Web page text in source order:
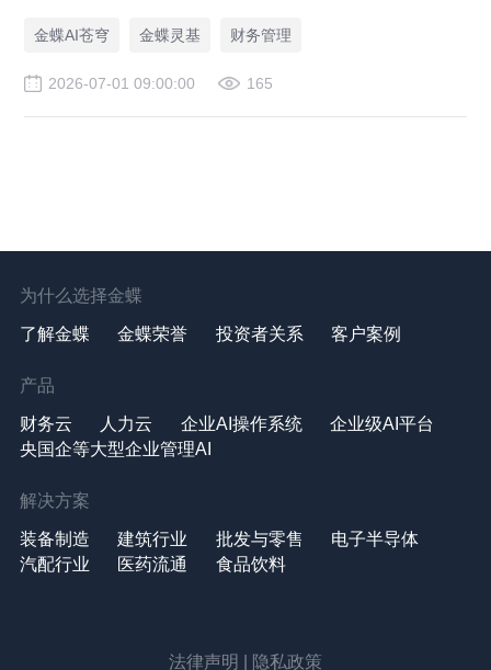
落地案例。
金蝶AI苍穹 金蝶灵基 财务管理
2026-07-01 09:00:00 165
为什么选择金蝶
了解金蝶 金蝶荣誉 投资者关系 客户案例
产品
财务云 人力云 企业AI操作系统
企业级AI平台
央国企等大型企业管理AI
解决方案
装备制造 建筑行业 批发与零售
电子半导体
汽配行业
医药流通 食品饮料
法律声明 隐私政策